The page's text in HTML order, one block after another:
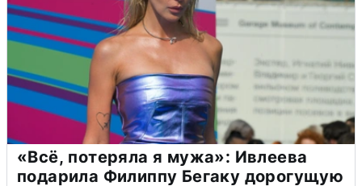
«Всё, потеряла я мужа»: Ивлеева
подарила Филиппу Бегаку дорогущую